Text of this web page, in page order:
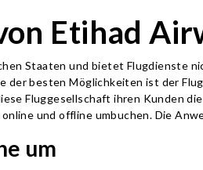
Etihad
Staaten und bietet Flugdienste
besten Möglichkeiten ist der
Fluggesellschaft ihren Kunden
und offline umbuchen. Die
um